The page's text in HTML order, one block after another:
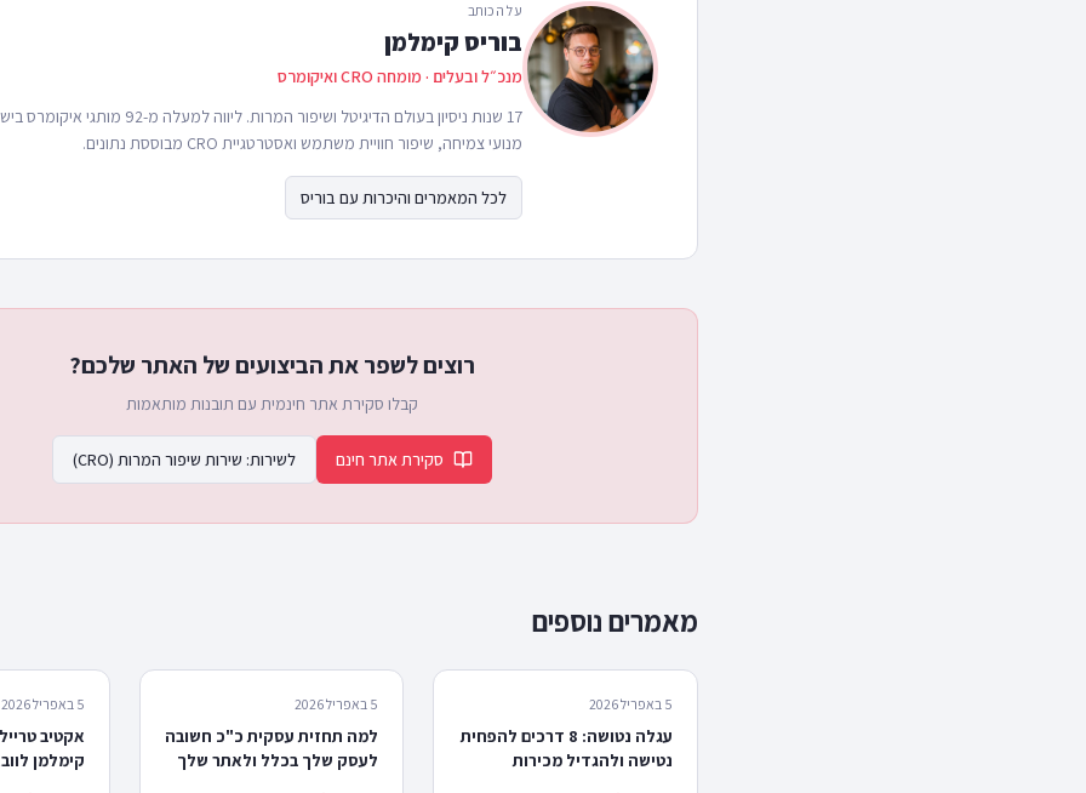
על הכותב
בוריס קימלמן
מנכ״ל ובעלים · מומחה CRO ואיקומרס
17 שנות ניסיון בעולם הדיגיטל ושיפור המרות.
מנועי צמיחה, שיפור חוויית משתמש ואסטרטגיית CRO מבוססת נתונים.
לכל המאמרים והיכרות עם בוריס
רוצים לשפר את הביצועים של האתר שלכם?
קבלו סקירת אתר חינמית עם תובנות מותאמות
סקירת אתר חינם לשירות: שירות שיפור המרות (CRO)
מאמרים נוספים
5 באפריל 2026
עגלה נטושה: 8 דרכים להפחית
נטישה ולהגדיל מכירות
5 באפריל 2026
למה תחזית עסקית כ"כ חשובה
לעסק שלך בכלל ולאתר שלך
5 באפריל 2026
אקטיב